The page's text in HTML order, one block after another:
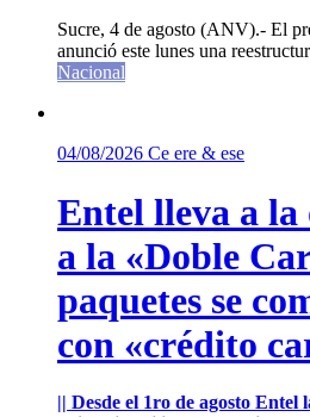
Sucre, 4 de agosto (ANV).- El
anunció este lunes una
Nacional
04/08/2026 Ce ere & ese
Entel lleva a la
a la «Doble
paquetes se
con «crédito
|| Desde el 1ro de agosto Entel